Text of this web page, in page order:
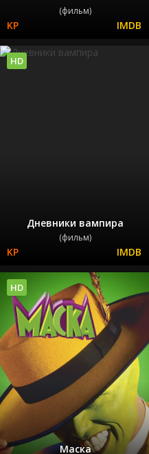
(фильм)
Дневники вампира
(фильм)
HD
Маска
HD